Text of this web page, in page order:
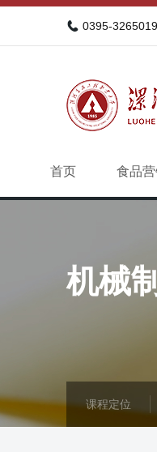
0395-3265019
首页 食品
机械
课程定位